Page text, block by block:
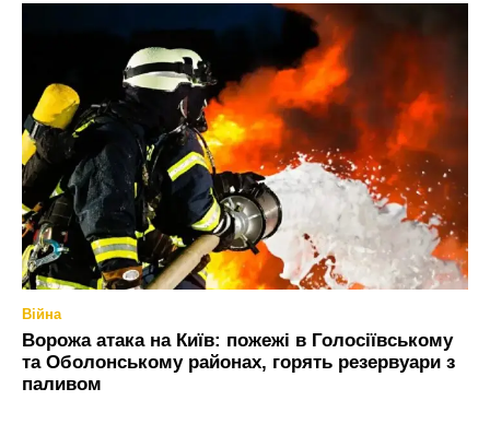
Війна
Ворожа атака на Київ: пожежі в Голосіївському
та Оболонському районах, горять резервуари з
паливом